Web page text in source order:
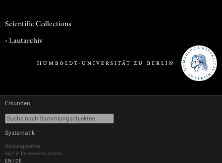
Scientific Collections
›Lautarchiv
Erkunden
Systematik
Nutzungsrechte
Sign in for research access
EN / DE